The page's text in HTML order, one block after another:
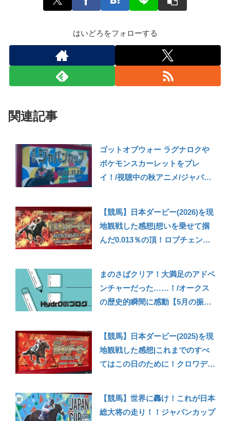
はいどろをフォローする
関連記事
ゴットオブウォー ラグナロクや
ポケモンスカーレットをプレ
イ！/視聴中の秋アニメ/ジャパン
【競馬】日本ダービー(2026)を現
地観戦した感想|想いを乗せて掴
んだ0.013％の頂！ロブチェン＆
まのさばクリア！大満足のアドベ
ンチャーだった……！/オークス
の歴史的瞬間に感動【5月の振り
【競馬】日本ダービー(2025)を現
地観戦した感想|これまでのすべ
てはこの日のために！クロワデュ
【競馬】世界に轟け！これが日本
総大将の走り！！ジャパンカップ